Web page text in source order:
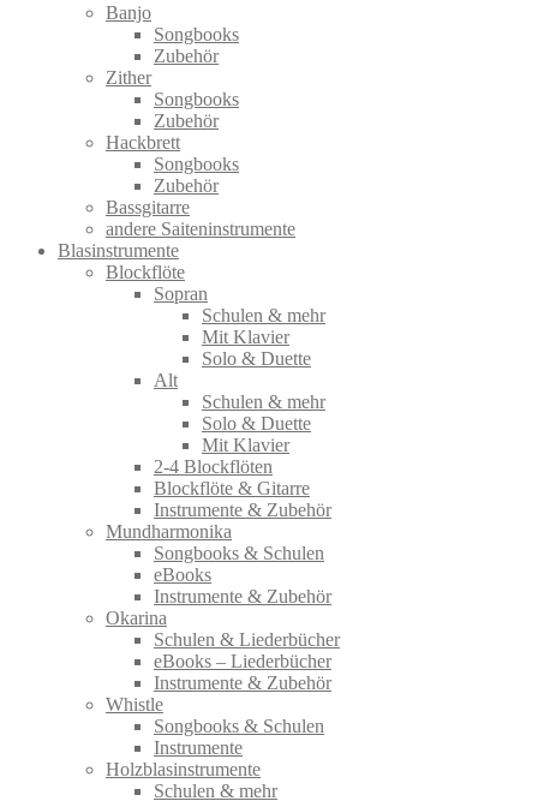
Banjo
Songbooks
Zubehör
Zither
Songbooks
Zubehör
Hackbrett
Songbooks
Zubehör
Bassgitarre
andere Saiteninstrumente
Blasinstrumente
Blockflöte
Sopran
Schulen & mehr
Mit Klavier
Solo & Duette
Alt
Schulen & mehr
Solo & Duette
Mit Klavier
2-4 Blockflöten
Blockflöte & Gitarre
Instrumente & Zubehör
Mundharmonika
Songbooks & Schulen
eBooks
Instrumente & Zubehör
Okarina
Schulen & Liederbücher
eBooks – Liederbücher
Instrumente & Zubehör
Whistle
Songbooks & Schulen
Instrumente
Holzblasinstrumente
Schulen & mehr